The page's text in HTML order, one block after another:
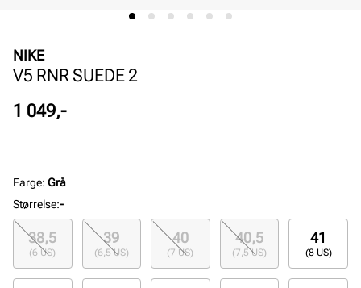
NIKE
V5 RNR SUEDE 2
Pris
1 049,-
Farge: Grå
Størrelse:-
38,5
(6 US)
39
(6,5 US)
40
(7 US)
40,5
(7,5 US)
41
(8 US)